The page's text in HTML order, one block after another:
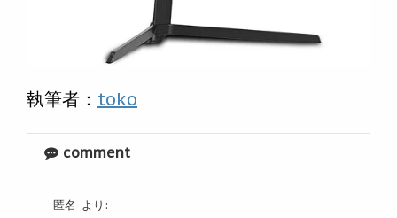
執筆者： toko
comment
匿名 より: